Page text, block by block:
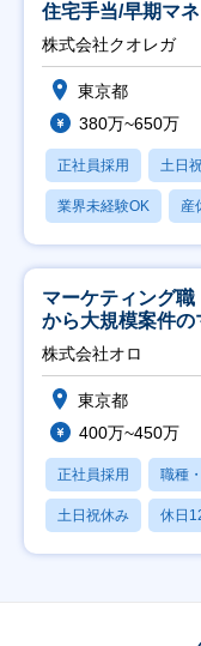
住宅手当/早期マ
株式会社クオレガ
東京都
380万~650万
正社員採用 土日
業界未経験OK 産
マーケティング
から大規模案件
修充実】
株式会社オロ
東京都
400万~450万
正社員採用 職種
土日祝休み 休日